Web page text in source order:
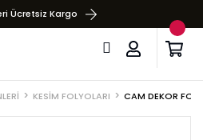
Ücretsiz Kargo
KESİM FOLYOLARI CAM DEKOR